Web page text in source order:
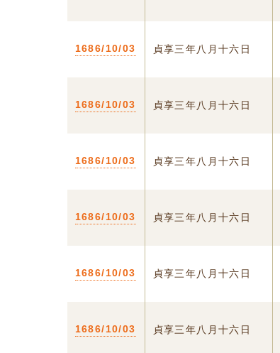
1686/10/03 貞享三年八月十六日
1686/10/03 貞享三年八月十六日
1686/10/03 貞享三年八月十六日
1686/10/03 貞享三年八月十六日
1686/10/03 貞享三年八月十六日
1686/10/03 貞享三年八月十六日